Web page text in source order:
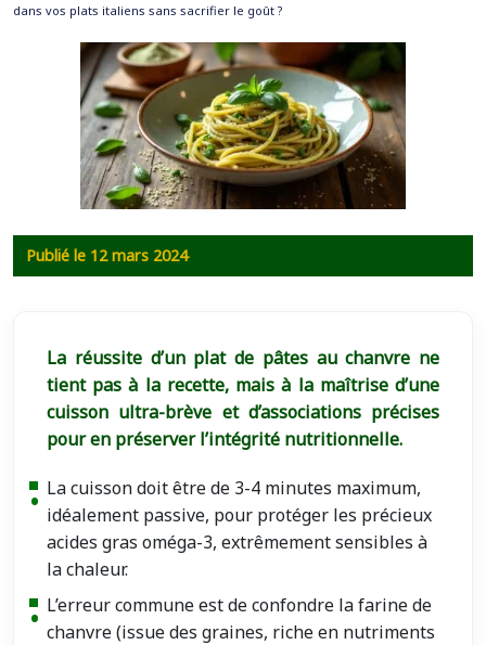
dans vos plats italiens sans sacrifier le goût ?
Publié le 12 mars 2024
La réussite d’un plat de pâtes au chanvre ne
tient pas à la recette, mais à la maîtrise d’une
cuisson ultra-brève et d’associations précises
pour en préserver l’intégrité nutritionnelle.
La cuisson doit être de 3-4 minutes maximum,
idéalement passive, pour protéger les précieux
acides gras oméga-3, extrêmement sensibles à
la chaleur.
L’erreur commune est de confondre la farine de
chanvre (issue des graines, riche en nutriments